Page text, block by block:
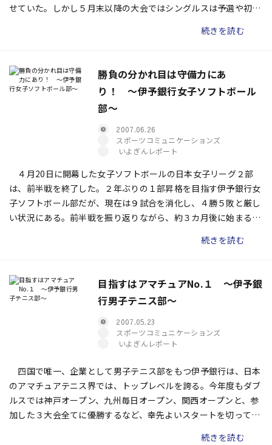
せていた。しかし５月末以降の大会ではシングルスは予選や初戦
果たして、チーム状況、個々の調子はどうなのか――。
続きを読む
勝負の分かれ目は守備力にあ
り！ 〜伊予銀行女子ソフトボール
部〜
2007.06.26
スポーツコミュニケーションズ
いよぎんレポート
４月20日に開幕した女子ソフトボールの日本女子リーグ２部
は、前半戦を終了した。２年ぶりの１部昇格を目指す伊予銀行女
子ソフトボール部だが、現在は９試合を消化し、４勝５敗と厳し
い状況にある。前半戦を振り返りながら、約３カ月後に始まる後
続きを読む
目指すはアマチュアNo.１ 〜伊予銀
行男子テニス部〜
2007.05.23
スポーツコミュニケーションズ
いよぎんレポート
四国で唯一、企業として男子テニス部をもつ伊予銀行は、日本
のアマチュアテニス界では、トップレベルを誇る。今年度もダブ
ルスでは神戸オープン、九州毎日オープン、関西オープンと、参
加した３大会全てに優勝するなど、幸先よいスタートを切ってい
続きを読む